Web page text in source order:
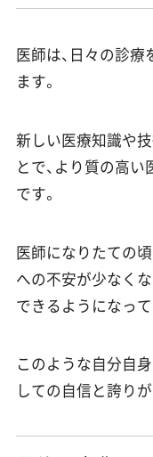
医師は、日々の診
ます。
新しい医療知識や
とで、より質の高
です。
医師になりたての
への不安が少なく
できるようになって
このような自分自
しての自信と誇り